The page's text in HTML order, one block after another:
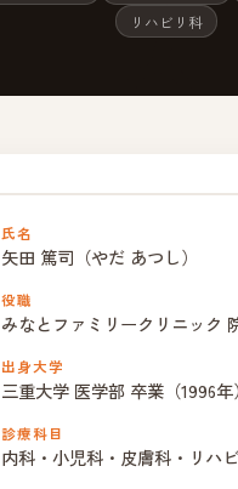
リハビリ科
氏名
矢田 篤司（やだ あつし）
役職
みなとファミリークリニック
出身大学
三重大学 医学部 卒業（1996年）
診療科目
内科・小児科・皮膚科・リハ